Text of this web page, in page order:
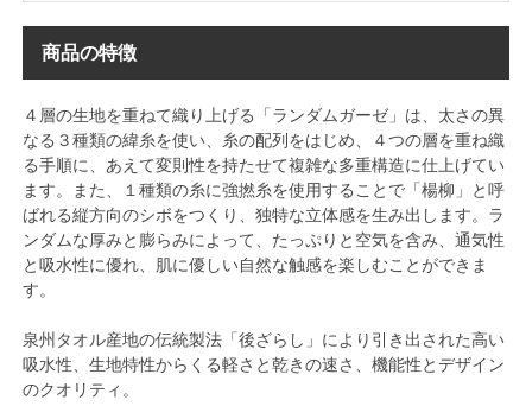
商品の特徴
４層の生地を重ねて織り上げる「ランダムガーゼ」は、太さの異
なる３種類の緯糸を使い、糸の配列をはじめ、４つの層を重ね織
る手順に、あえて変則性を持たせて複雑な多重構造に仕上げてい
ます。また、１種類の糸に強撚糸を使用することで「楊柳」と呼
ばれる縦方向のシボをつくり、独特な立体感を生み出します。ラ
ンダムな厚みと膨らみによって、たっぷりと空気を含み、通気性
と吸水性に優れ、肌に優しい自然な触感を楽しむことができま
す。
泉州タオル産地の伝統製法「後ざらし」により引き出された高い
吸水性、生地特性からくる軽さと乾きの速さ、機能性とデザイン
のクオリティ。